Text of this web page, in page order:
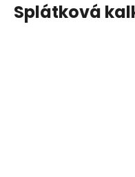
Splátková